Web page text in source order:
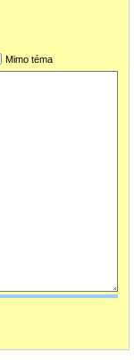
Mimo téma